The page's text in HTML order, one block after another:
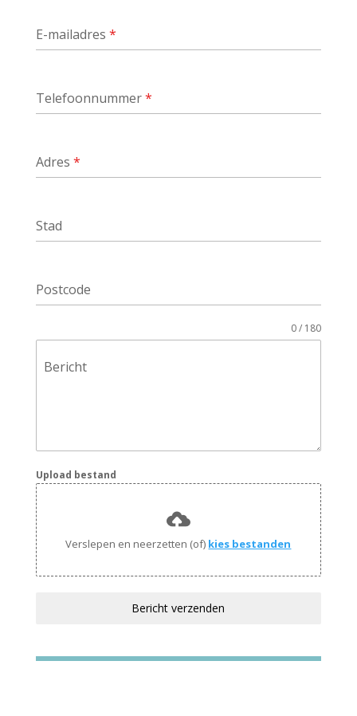
E-mailadres *
Telefoonnummer*
Adres *
Stad
Postcode
Bericht
0 / 180
Upload bestand
Verslepen en neerzetten (of) kies bestanden
Bericht verzenden